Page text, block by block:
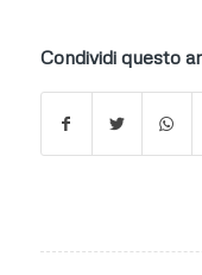
Condividi questo